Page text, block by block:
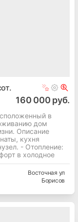
160 000 руб.
в
дом
Описание
кухня
- Отопление:
в холодное
Восточная ул
Борисов